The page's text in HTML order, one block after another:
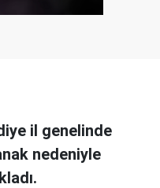
il genelinde
nedeniyle